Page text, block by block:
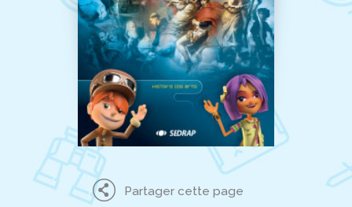
Partager cette page